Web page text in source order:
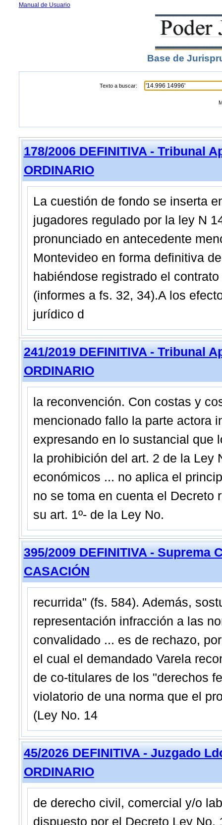
Manual de Usuario
Base de
Texto a buscar:
178/2006 DEFINITIVA - Tribunal
ORDINARIO
La cuestión de fondo se inserta
jugadores regulado por la ley N
pronunciado en antecedente
Montevideo en forma definitiva
habiéndose registrado el
(informes a fs. 32, 34).A los
jurídico d
241/2019 DEFINITIVA - Tribunal
ORDINARIO
la reconvención. Con costas y
mencionado fallo la parte actora
expresando en lo sustancial que
la prohibición del art. 2 de la
económicos ... no aplica el
no se toma en cuenta el Decreto
su art. 1º- de la Ley No.
395/2009 DEFINITIVA - Suprema
CASACIÓN
recurrida" (fs. 584). Además,
representación infracción a las
convalidado ... es de rechazo,
el cual el demandado Varela
de co-titulares de los "derechos
violatorio de una norma que el
(Ley No. 14
45/2026 DEFINITIVA - Juzgado
ORDINARIO
de derecho civil, comercial y/o
dispuesto por el Decreto Ley